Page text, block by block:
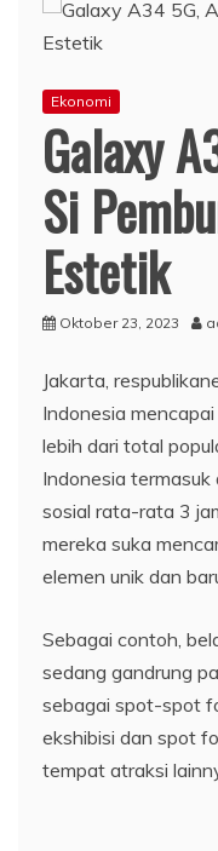
Ekonomi
Galaxy
Si
Estetik
Oktober 23, 2023
Jakarta,
Indonesia
lebih dari total
Indonesia
sosial rata-rata 3
mereka suka
elemen unik dan
Sebagai contoh,
sedang gandrung
sebagai spot-spot
ekshibisi dan spot
tempat atraksi